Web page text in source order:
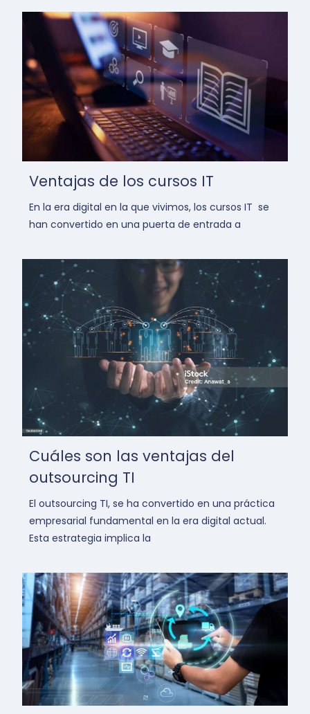
Ventajas de los cursos IT
En la era digital en la que vivimos, los cursos IT se
han convertido en una puerta de entrada a
Cuáles son las ventajas del
outsourcing TI
El outsourcing TI, se ha convertido en una práctica
empresarial fundamental en la era digital actual.
Esta estrategia implica la